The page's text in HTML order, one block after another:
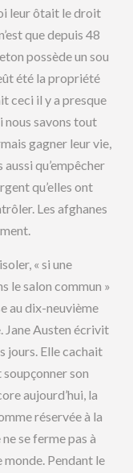
leur ôtait le droit
que depuis 48
possède un sou
été la propriété
ceci il y a presque
nous savons tout
gagner leur vie,
qu’empêcher
qu’elles ont
Les afghanes
« si une
le salon commun »
au dix-neuvième
Jane Austen écrivit
jours. Elle cachait
son
aujourd’hui, la
réservée à la
se ferme pas à
monde. Pendant le